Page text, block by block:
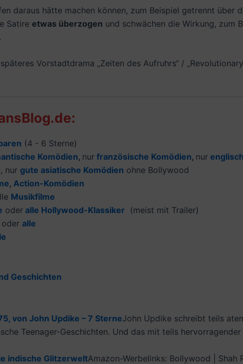
daraus hätte machen können, zum Beispiel getrennt über
Satire etwas überzogen und schwächen die Wirkung, zum
Vorstadtdrama „Zeiten des Aufruhrs“ /
(4 - 6 Sterne)
Komödien, nur französische Komödien, nur
, nur gute asiatische Komödien ohne Bollywood
, Action-Komödien
Musikfilme
oder alle Hollywood-Klassiker (meist mit Trailer)
oder alle
Geschichten
von John Updike – 7 SterneJohn Updike schreibt teils
Teenager-Geschichten. Und das mit teils
indische GlitzerweltAmazon-Werbelinks: Bollywood | Shah